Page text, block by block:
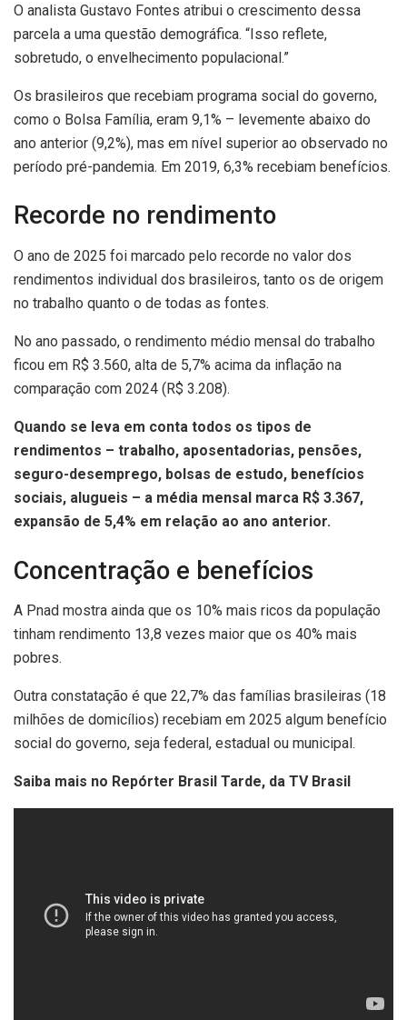
O analista Gustavo Fontes atribui o crescimento dessa
parcela a uma questão demográfica. “Isso reflete,
sobretudo, o envelhecimento populacional.”
Os brasileiros que recebiam programa social do governo,
como o Bolsa Família, eram 9,1% – levemente abaixo do
ano anterior (9,2%), mas em nível superior ao observado no
período pré-pandemia. Em 2019, 6,3% recebiam benefícios.
Recorde no rendimento
O ano de 2025 foi marcado pelo recorde no valor dos
rendimentos individual dos brasileiros, tanto os de origem
no trabalho quanto o de todas as fontes.
No ano passado, o rendimento médio mensal do trabalho
ficou em R$ 3.560, alta de 5,7% acima da inflação na
comparação com 2024 (R$ 3.208).
Quando se leva em conta todos os tipos de
rendimentos – trabalho, aposentadorias, pensões,
seguro-desemprego, bolsas de estudo, benefícios
sociais, alugueis – a média mensal marca R$ 3.367,
expansão de 5,4% em relação ao ano anterior.
Concentração e benefícios
A Pnad mostra ainda que os 10% mais ricos da população
tinham rendimento 13,8 vezes maior que os 40% mais
pobres.
Outra constatação é que 22,7% das famílias brasileiras (18
milhões de domicílios) recebiam em 2025 algum benefício
social do governo, seja federal, estadual ou municipal.
Saiba mais no Repórter Brasil Tarde, da TV Brasil